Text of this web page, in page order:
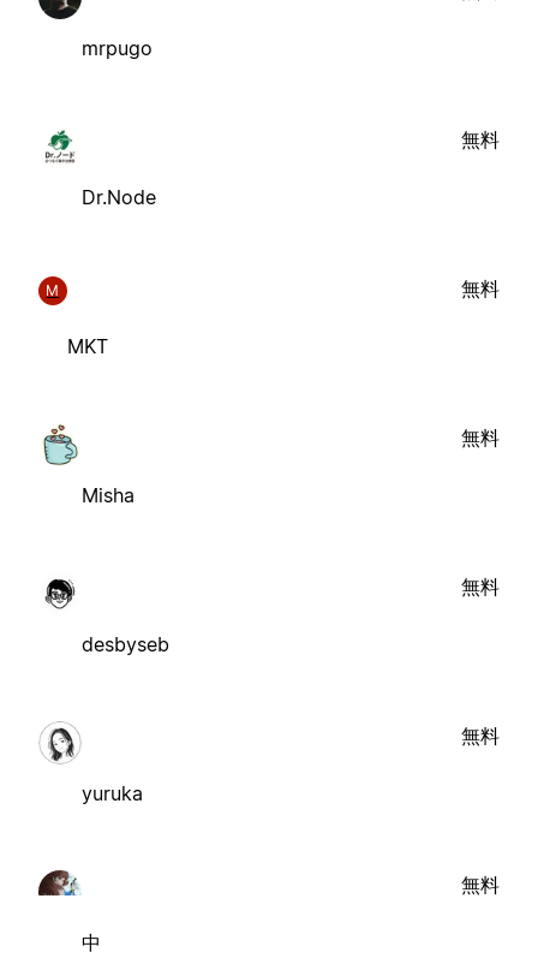
mrpugo
Dr.Node
無料
M
MKT
無料
Misha
無料
desbyseb
無料
yuruka
無料
中
無料